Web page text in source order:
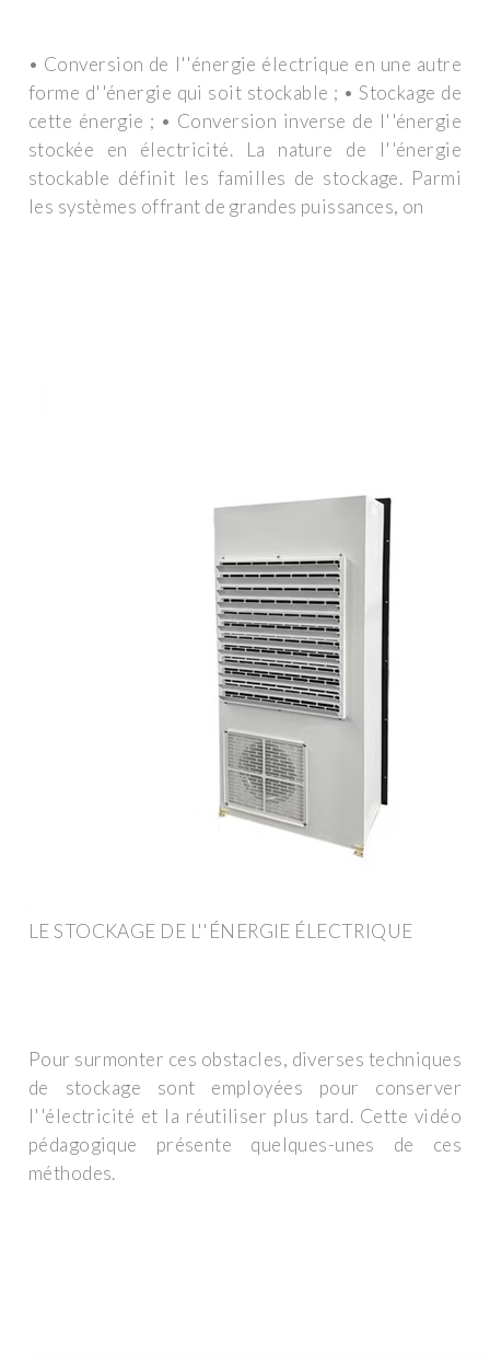
• Conversion de l''énergie électrique en une autre
forme d''énergie qui soit stockable ; • Stockage de
cette énergie ; • Conversion inverse de l''énergie
stockée en électricité. La nature de l''énergie
stockable définit les familles de stockage. Parmi
les systèmes offrant de grandes puissances, on
LE STOCKAGE DE L''ÉNERGIE ÉLECTRIQUE
Pour surmonter ces obstacles, diverses techniques
de stockage sont employées pour conserver
l''électricité et la réutiliser plus tard. Cette vidéo
pédagogique présente quelques-unes de ces
méthodes.